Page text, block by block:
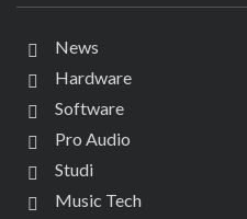
News
Hardware
Software
Pro Audio
Studi
Music Tech